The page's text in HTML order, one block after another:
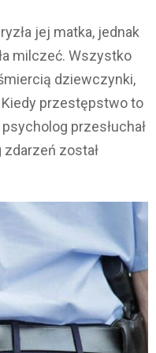
jej matka, jednak
milczeć. Wszystko
dziewczynki,
przestępstwo to
przesłuchał
został